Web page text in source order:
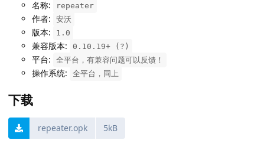
名称: repeater
作者: 安沃
版本: 1.0
兼容版本: 0.10.19+ (?)
平台: 全平台，有兼容问题可以反馈！
操作系统: 全平台，同上
下载
repeater.opk 5kB